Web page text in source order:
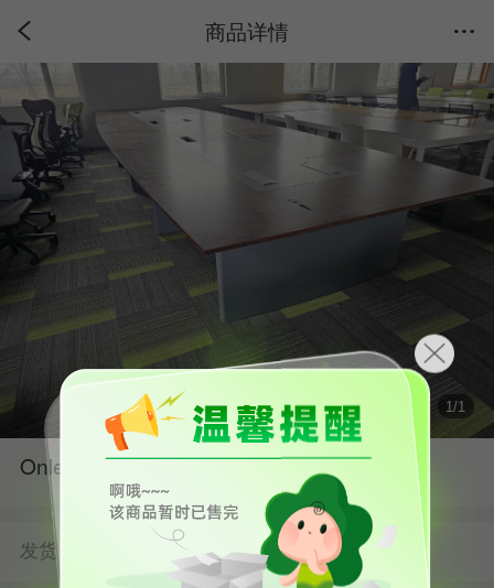
商品详情
1/1
Onlead/欧林二手板式会议桌会议室桌子棕色
发货 第二树北京仓 发货并提供售后服务